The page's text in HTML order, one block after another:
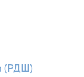
(РДШ)